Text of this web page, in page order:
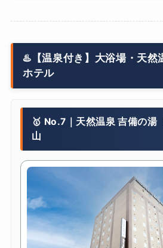
♨️【温泉付き】大浴場・天然
ホテル
🥇 No.7｜天然温泉 吉備の湯
山